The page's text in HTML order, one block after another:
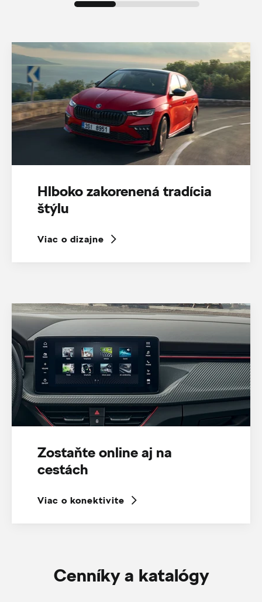
Hlboko zakorenená tradícia
štýlu
Viac o dizajne
Zostaňte online aj na
cestách
Viac o konektivite
Cenníky a katalógy